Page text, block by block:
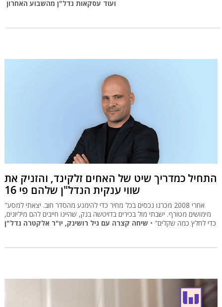
התחיל כמדריך שיט של האחים זלקינד, והזניק את
שווי ענקית הנדל"ן שלהם פי 16
"אחרי 2008 מכרנו נכסים בכל מחיר כדי להימנע מהסדר חוב. יצאתי למסע
מימושים מטורף. ישבתי מול בכירים בדויטשה בנק, שהיינו חייבים להם מיליונים,
כדי לחלץ כמה שקלים" • שיחה קצרה עם גיל רושינק, יו"ר אלקטרה נדל"ן